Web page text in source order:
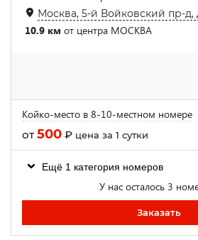
Москва, 5-й Войковский пр-д,
10.9 км от центра МОСКВА
Койко-место в 8-10-местном номере
от500 ₽ цена за 1 сутки
Ещё 1 категория номеров
У нас осталось 3
Заказать